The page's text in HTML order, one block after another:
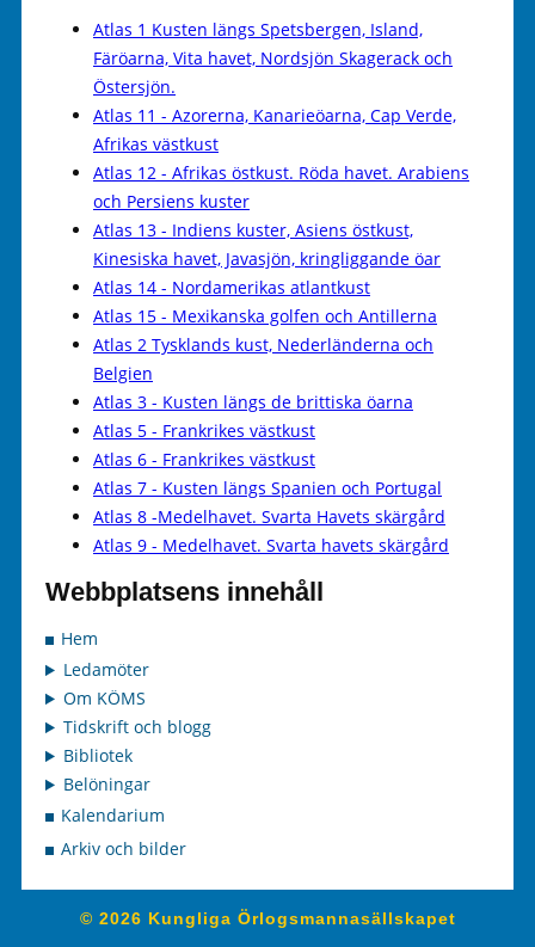
Atlas 1 Kusten längs Spetsbergen, Island,
Färöarna, Vita havet, Nordsjön Skagerack och
Östersjön.
Atlas 11 - Azorerna, Kanarieöarna, Cap Verde,
Afrikas västkust
Atlas 12 - Afrikas östkust. Röda havet. Arabiens
och Persiens kuster
Atlas 13 - Indiens kuster, Asiens östkust,
Kinesiska havet, Javasjön, kringliggande öar
Atlas 14 - Nordamerikas atlantkust
Atlas 15 - Mexikanska golfen och Antillerna
Atlas 2 Tysklands kust, Nederländerna och
Belgien
Atlas 3 - Kusten längs de brittiska öarna
Atlas 5 - Frankrikes västkust
Atlas 6 - Frankrikes västkust
Atlas 7 - Kusten längs Spanien och Portugal
Atlas 8 -Medelhavet. Svarta Havets skärgård
Atlas 9 - Medelhavet. Svarta havets skärgård
Webbplatsens innehåll
Hem
Ledamöter
Om KÖMS
Tidskrift och blogg
Bibliotek
Belöningar
Kalendarium
Arkiv och bilder
© 2026 Kungliga Örlogsmannasällskapet